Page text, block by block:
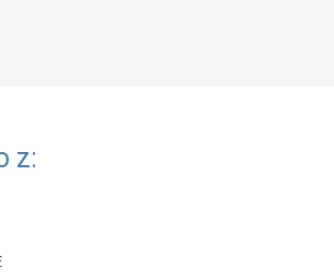
z: